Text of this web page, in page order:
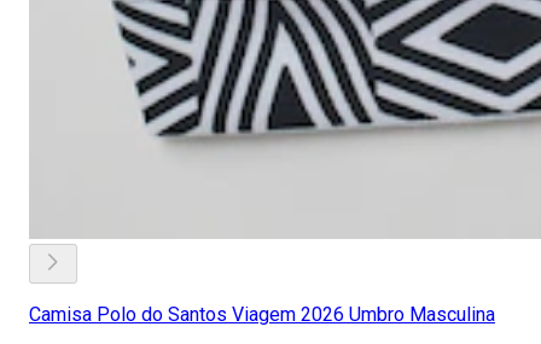
Camisa Polo do Santos Viagem 2026 Umbro Masculina